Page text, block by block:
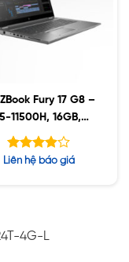
ZBook Fury 17 G8 –
11500H, 16GB,
512GB SSD, Nvidia
Được
Liên hệ báo giá
4G-L